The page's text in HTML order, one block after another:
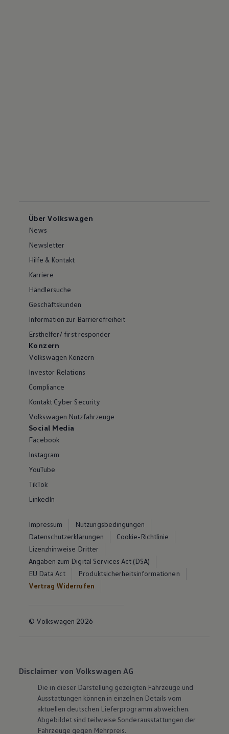
Über Volkswagen
News
Newsletter
Hilfe & Kontakt
Karriere
Händlersuche
Geschäftskunden
Information zur Barrierefreiheit
Ersthelfer/ first responder
Konzern
Volkswagen Konzern
Investor Relations
Compliance
Kontakt Cyber Security
Volkswagen Nutzfahrzeuge
Social Media
Facebook
Instagram
YouTube
TikTok
LinkedIn
Impressum
Nutzungsbedingungen
Datenschutzerklärungen
Cookie-Richtlinie
Lizenzhinweise Dritter
Angaben zum Digital Services Act (DSA)
EU Data Act
Produktsicherheitsinformationen
Vertrag Widerrufen
© Volkswagen 2026
Disclaimer von Volkswagen AG
Die in dieser Darstellung gezeigten Fahrzeuge und
Ausstattungen können in einzelnen Details vom
aktuellen deutschen Lieferprogramm abweichen.
Abgebildet sind teilweise Sonderausstattungen der
Fahrzeuge gegen Mehrpreis.